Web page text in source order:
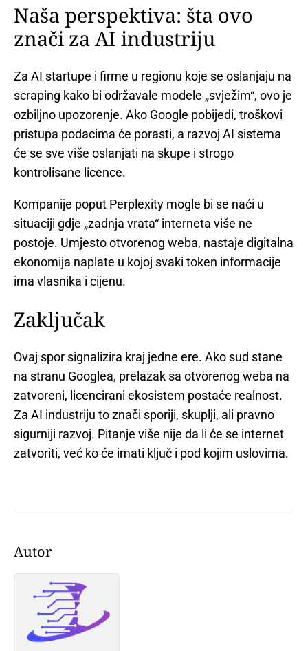
Naša perspektiva: šta ovo
znači za AI industriju
Za AI startupe i firme u regionu koje se oslanjaju na
scraping kako bi održavale modele „svježim“, ovo je
ozbiljno upozorenje. Ako Google pobijedi, troškovi
pristupa podacima će porasti, a razvoj AI sistema
će se sve više oslanjati na skupe i strogo
kontrolisane licence.
Kompanije poput Perplexity mogle bi se naći u
situaciji gdje „zadnja vrata“ interneta više ne
postoje. Umjesto otvorenog weba, nastaje digitalna
ekonomija naplate u kojoj svaki token informacije
ima vlasnika i cijenu.
Zaključak
Ovaj spor signalizira kraj jedne ere. Ako sud stane
na stranu Googlea, prelazak sa otvorenog weba na
zatvoreni, licencirani ekosistem postaće realnost.
Za AI industriju to znači sporiji, skuplji, ali pravno
sigurniji razvoj. Pitanje više nije da li će se internet
zatvoriti, već ko će imati ključ i pod kojim uslovima.
Autor